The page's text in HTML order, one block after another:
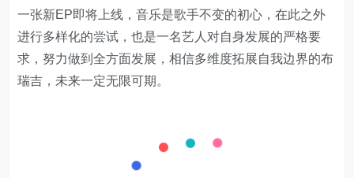
一张新EP即将上线，音乐是歌手不变的初心，在此之外
进行多样化的尝试，也是一名艺人对自身发展的严格要
求，努力做到全方面发展，相信多维度拓展自我边界的布
瑞吉，未来一定无限可期。